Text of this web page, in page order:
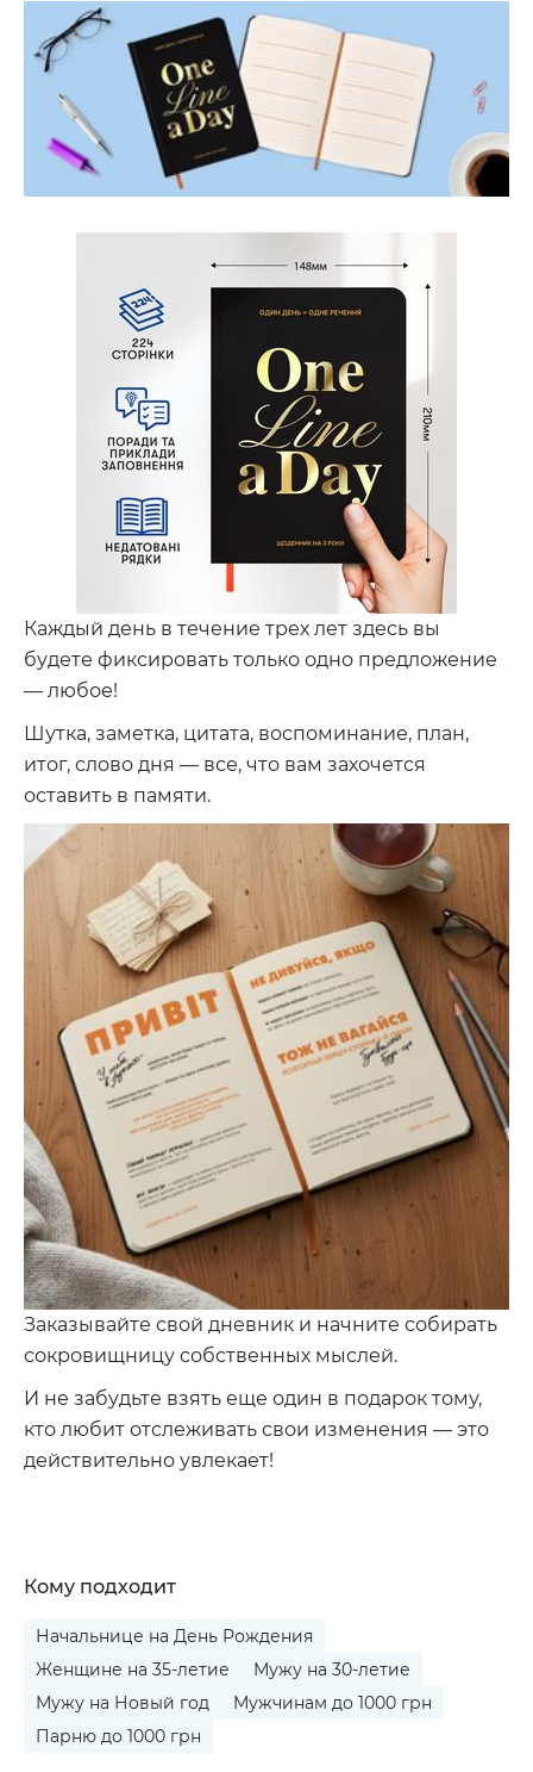
Каждый день в течение трех лет здесь вы
будете фиксировать только одно предложение
— любое!
Шутка, заметка, цитата, воспоминание, план,
итог, слово дня — все, что вам захочется
оставить в памяти.
Заказывайте свой дневник и начните собирать
сокровищницу собственных мыслей.
И не забудьте взять еще один в подарок тому,
кто любит отслеживать свои изменения — это
действительно увлекает!
Кому подходит
Начальнице на День Рождения
Женщине на 35-летие
Мужу на 30-летие
Мужу на Новый год
Мужчинам до 1000 грн
Парню до 1000 грн